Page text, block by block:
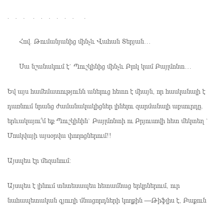
. . . . . . . . . .
Հով. Թումանյանից մինչև Վահան Տերյան…
Սա նշանակում է` Պուշկինից մինչև Բլոկ կամ Բայլմոնտ…
Եվ այս համեմատությունն անելուց հետո է միայն, որ հասկանալի է
դառնում նրանց ժամանակակիցներ լինելու զարմանալի աբսուրդը.
երևակայու՞մ եք Պուշկինին` Բայլմոնտի ու Բրյուսովի հետ մեկտեղ `
Մոսկվայի այսօրվա փողոցներում!!
Այսպես էր մեզանում։
Այսպես է լինում տնտեսապես հետամնաց երկրներում, ուր
նահապետական գյուղի մնացորդների կողքին —Թիֆլիս է, Բաքուն